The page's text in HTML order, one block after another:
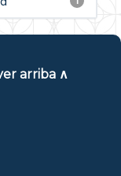
arriba ∧